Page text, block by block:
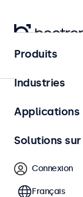
Produits
Industries
Applications
Solutions
Connexion
Français